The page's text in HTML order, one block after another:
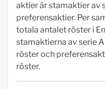
aktier är stamaktier av
preferensaktier. Per
totala antalet röster i
stamaktierna av serie
röster och
röster.